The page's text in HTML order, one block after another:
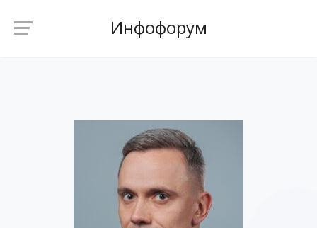
Инфофорум